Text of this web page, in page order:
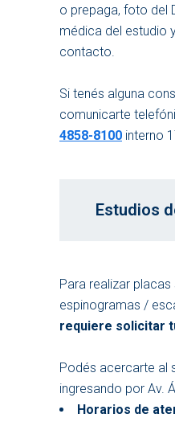
o prepaga, foto del
médica del estudio
contacto.
Si tenés alguna
comunicarte
4858-8100 interno
Estudios
Para realizar placas
espinogramas /
requiere solicitar
Podés acercarte al
ingresando por Av.
Horarios de